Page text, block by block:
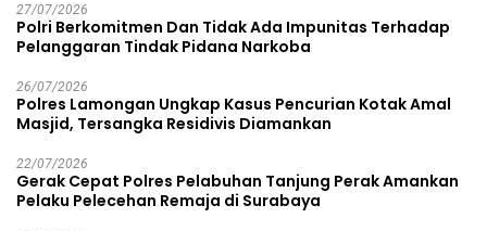
27/07/2026
Polri Berkomitmen Dan Tidak Ada Impunitas Terhadap
Pelanggaran Tindak Pidana Narkoba
26/07/2026
Polres Lamongan Ungkap Kasus Pencurian Kotak Amal
Masjid, Tersangka Residivis Diamankan
22/07/2026
Gerak Cepat Polres Pelabuhan Tanjung Perak Amankan
Pelaku Pelecehan Remaja di Surabaya